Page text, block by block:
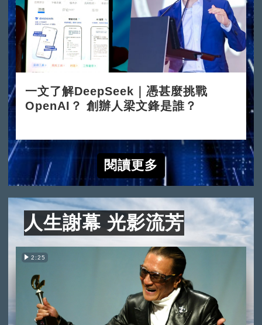
一文了解DeepSeek｜憑甚麼挑戰
OpenAI？ 創辦人梁文鋒是誰？
閱讀更多
人生謝幕 光影流芳
2:25